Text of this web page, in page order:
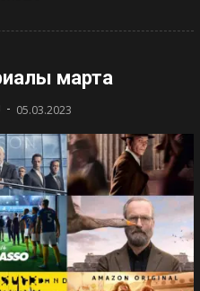
марта
- 05.03.2023